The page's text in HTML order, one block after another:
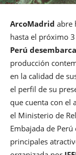
ArcoMadrid abre
hasta el próximo
Perú
producción
en la calidad de
el perfil de su
que cuenta con el
el Ministerio de
Embajada de
principales